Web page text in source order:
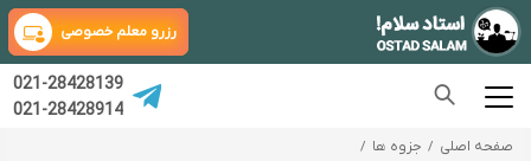
رزرو معلم خصوصی
021-28428139
021-28428914
صفحه اصلی
جزوه ها